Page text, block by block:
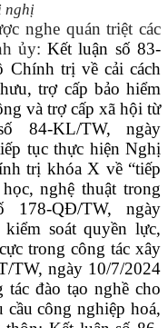
nghị
nghe quán triệt các
ủy:Kết luận số 83-
Chính trị về cải cách
trợ cấp bảo hiểm
và trợ cấp xã hội từ
84-KL/TW, ngày
tục thực hiện Nghị
trị khóa X về “tiếp
nghệ thuật trong
QĐ/TW, ngày
soát quyền lực,
trong công tác xây
TW, ngày 10/7/2024
đào tạo nghề cho
công nghiệp hoá,